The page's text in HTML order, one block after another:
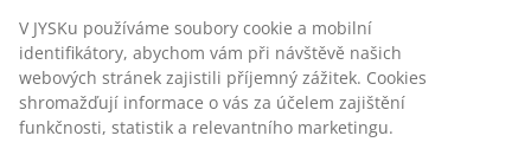
velikosti paletového nábytku, který stavíte. Měly by být
také dostatečně velké, abyste necítili mezery mezi
prkny v sedáku a dostatečně tlusté, abyste necítili
prkna na zádech. Látka by měla být pevná, ale zároveň
měkká.
V JYSKu používáme soubory cookie a mobilní
identifikátory, abychom vám při návštěvě našich
webových stránek zajistili příjemný zážitek. Cookies
shromažďují informace o vás za účelem zajištění
funkčnosti, statistik a relevantního marketingu.